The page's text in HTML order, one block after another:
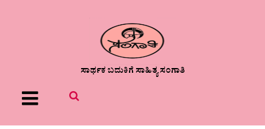
ಸಾರ್ಥಕ ಬದುಕಿಗೆ ಸಾಹಿತ್ಯ ಸಂಗಾತಿ
Menu